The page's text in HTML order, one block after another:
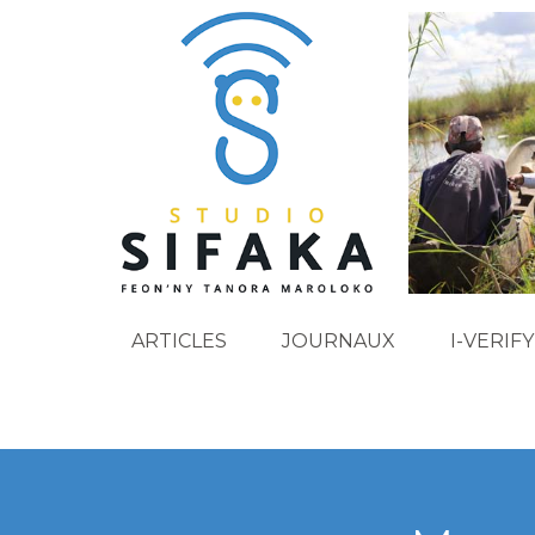
ARTICLES JOURNAUX I-VERIFY